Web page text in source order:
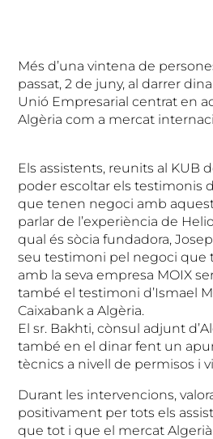
Més d’una vintena de
passat, 2 de juny, al darrer
Unió Empresarial centrat en
Algèria com a mercat
Els assistents, reunits al KUB
poder escoltar els testimonis
que tenen negoci amb aquest
parlar de l’experiència de
qual és sòcia fundadora,
seu testimoni pel negoci que
amb la seva empresa MOIX
també el testimoni d’Ismael
Caixabank a Algèria.
El sr. Bakhti, cònsul adjunt
també en el dinar fent un
tècnics a nivell de permisos i
Durant les intervencions,
positivament per tots els
que tot i que el mercat Algerià